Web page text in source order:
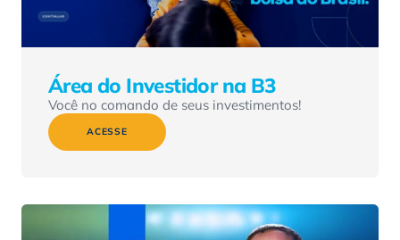
Área do Investidor na B3
Você no comando de seus investimentos!
ACESSE